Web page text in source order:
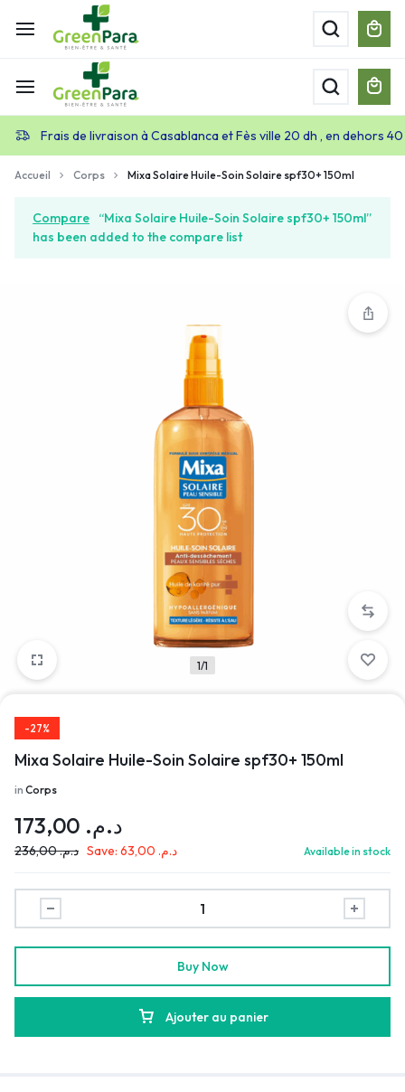
Frais de livraison à Casablanca et Fès ville 20 dh , en dehors
Accueil Corps Mixa Solaire Huile-Soin Solaire spf30+ 150ml
Compare
“Mixa Solaire Huile-Soin Solaire spf30+ 150ml”
has been added to the compare list
1/1
-27%
Mixa Solaire Huile-Soin Solaire spf30+ 150ml
in Corps
د.م.
د.م.236,00 Save: د.م. Available in stock
Ajouter au panier
Buy Now